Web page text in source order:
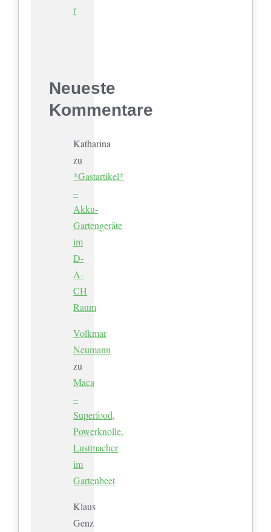
r
Neueste
Kommentare
Katharina
zu
*Gastartikel*
–
Akku-
Gartengeräte
im
D-
A-
CH
Raum
Volkmar
Neumann
zu
Maca
–
Superfood,
Powerknolle,
Lustmacher
im
Gartenbeet
Klaus
Genz